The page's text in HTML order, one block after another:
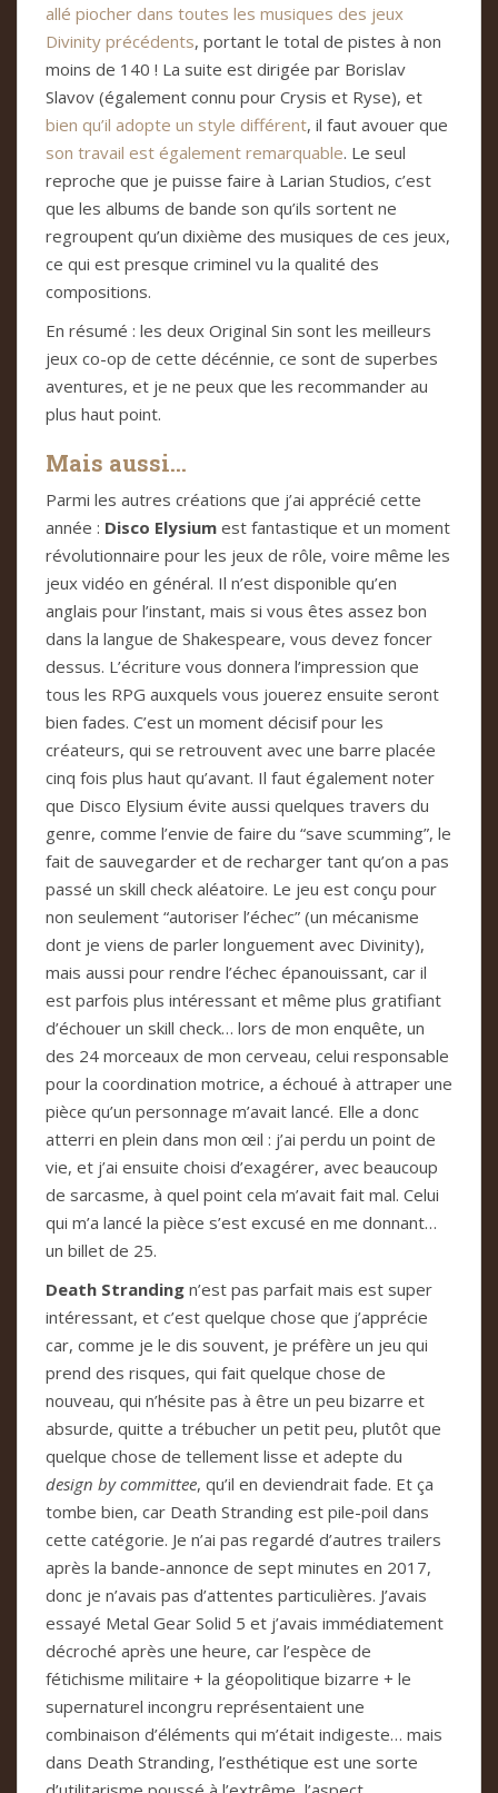
allé piocher dans toutes les musiques des jeux
Divinity précédents, portant le total de pistes à non
moins de 140 ! La suite est dirigée par Borislav
Slavov (également connu pour Crysis et Ryse), et
bien qu’il adopte un style différent, il faut avouer que
son travail est également remarquable. Le seul
reproche que je puisse faire à Larian Studios, c’est
que les albums de bande son qu’ils sortent ne
regroupent qu’un dixième des musiques de ces jeux,
ce qui est presque criminel vu la qualité des
compositions.
En résumé : les deux Original Sin sont les meilleurs
jeux co-op de cette décénnie, ce sont de superbes
aventures, et je ne peux que les recommander au
plus haut point.
Mais aussi…
Parmi les autres créations que j’ai apprécié cette
année : Disco Elysium est fantastique et un moment
révolutionnaire pour les jeux de rôle, voire même les
jeux vidéo en général. Il n’est disponible qu’en
anglais pour l’instant, mais si vous êtes assez bon
dans la langue de Shakespeare, vous devez foncer
dessus. L’écriture vous donnera l’impression que
tous les RPG auxquels vous jouerez ensuite seront
bien fades. C’est un moment décisif pour les
créateurs, qui se retrouvent avec une barre placée
cinq fois plus haut qu’avant. Il faut également noter
que Disco Elysium évite aussi quelques travers du
genre, comme l’envie de faire du “save scumming”, le
fait de sauvegarder et de recharger tant qu’on a pas
passé un skill check aléatoire. Le jeu est conçu pour
non seulement “autoriser l’échec” (un mécanisme
dont je viens de parler longuement avec Divinity),
mais aussi pour rendre l’échec épanouissant, car il
est parfois plus intéressant et même plus gratifiant
d’échouer un skill check… lors de mon enquête, un
des 24 morceaux de mon cerveau, celui responsable
pour la coordination motrice, a échoué à attraper une
pièce qu’un personnage m’avait lancé. Elle a donc
atterri en plein dans mon œil : j’ai perdu un point de
vie, et j’ai ensuite choisi d’exagérer, avec beaucoup
de sarcasme, à quel point cela m’avait fait mal. Celui
qui m’a lancé la pièce s’est excusé en me donnant…
un billet de 25.
Death Stranding n’est pas parfait mais est super
intéressant, et c’est quelque chose que j’apprécie
car, comme je le dis souvent, je préfère un jeu qui
prend des risques, qui fait quelque chose de
nouveau, qui n’hésite pas à être un peu bizarre et
absurde, quitte a trébucher un petit peu, plutôt que
quelque chose de tellement lisse et adepte du
design by committee, qu’il en deviendrait fade. Et ça
tombe bien, car Death Stranding est pile-poil dans
cette catégorie. Je n’ai pas regardé d’autres trailers
après la bande-annonce de sept minutes en 2017,
donc je n’avais pas d’attentes particulières. J’avais
essayé Metal Gear Solid 5 et j’avais immédiatement
décroché après une heure, car l’espèce de
fétichisme militaire + la géopolitique bizarre + le
supernaturel incongru représentaient une
combinaison d’éléments qui m’était indigeste… mais
dans Death Stranding, l’esthétique est une sorte